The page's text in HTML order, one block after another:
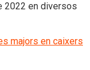
2022 en diversos